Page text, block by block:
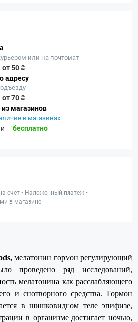
или на почтомат
от 50 ₴
адресу
от 70 ₴
магазинов
в магазинах
бесплатно
счет • Наложенный платеж •
в магазине
мелатонин гормон регулирующий
проведено ряд исследований,
мелатонина как расслабляющего
и снотворного средства. Гормон
в шишковидном теле эпифизе,
в организме достигает ночью,